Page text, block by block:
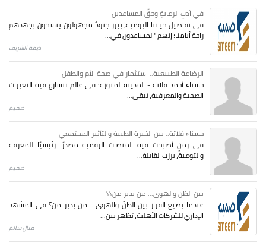
في أدبِ الرعايةِ وحقِّ المساعدين
في تفاصيل حياتنا اليومية، يبرز جنودٌ مجهولون ينسجون بجهدهم
راحة أيامنا؛ إنهم "المساعدون في...
ديمة الشريف
الرضاعة الطبيعية.. استثمار في صحة الأم والطفل
حسناء أحمد فلاتة - المدينة المنورة: في عالم تتسارع فيه التغيرات
الصحية والمعرفية، تبقى...
صميم
حسناء فلاتة.. بين الخبرة الطبية والتأثير المجتمعي
في زمنٍ أصبحت فيه المنصات الرقمية مصدرًا رئيسيًا للمعرفة
والتوعية، برزت القابلة...
صميم
بين الظن والهوى... من يدير من؟؟
عندما يضيع القرار بين الظنّ والهوى… من يدير من؟ في المشهد
الإداري للشركات الأهلية، تظهر بين...
منال سالم